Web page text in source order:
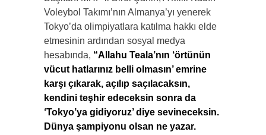
Voleybol Takımı’nın Almanya’yı yenerek
Tokyo’da olimpiyatlara katılma hakkı elde
etmesinin ardından sosyal medya
hesabında, “Allahu Teala’nın ‘örtünün
vücut hatlarınız belli olmasın’ emrine
karşı çıkarak, açılıp saçılacaksın,
kendini teşhir edeceksin sonra da
‘Tokyo’ya gidiyoruz’ diye sevineceksin.
Dünya şampiyonu olsan ne yazar.